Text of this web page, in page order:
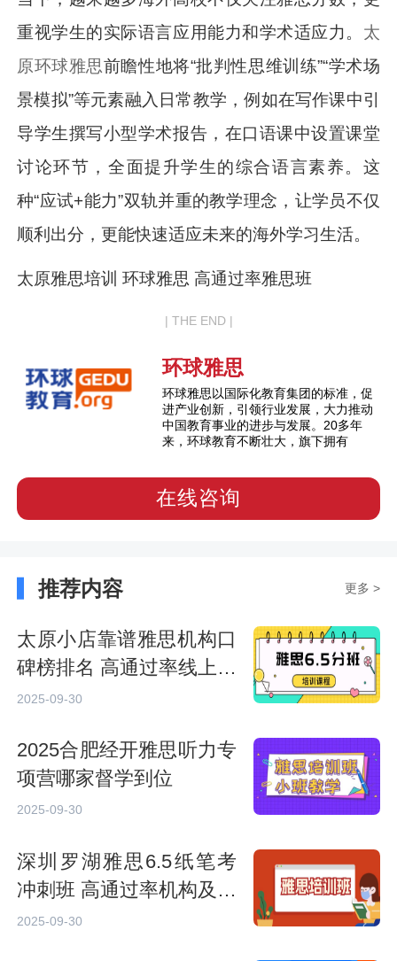
重视学生的实际语言应用能力和学术适应力。 太
原环球雅思前瞻性地将“批判性思维训练”“学术场
景模拟”等元素融入日常教学，例如在写作课中引
导学生撰写小型学术报告，在口语课中设置课堂
讨论环节，全面提升学生的综合语言素养。这
种“应试+能力”双轨并重的教学理念，让学员不仅
顺利出分，更能快速适应未来的海外学习生活。
太原雅思培训 环球雅思 高通过率雅思班
| THE END |
环球雅思
环球雅思以国际化教育集团的标准，促
进产业创新，引领行业发展，大力推动
中国教育事业的进步与发展。20多年
来，环球教育不断壮大，旗下拥有
在线咨询
推荐内容 更多 >
太原小店靠谱雅思机构口
碑榜排名 高通过率线上线
下混合班
2025-09-30
2025合肥经开雅思听力专
项营哪家督学到位
2025-09-30
深圳罗湖雅思6.5纸笔考
冲刺班 高通过率机构及费
用明细
2025-09-30